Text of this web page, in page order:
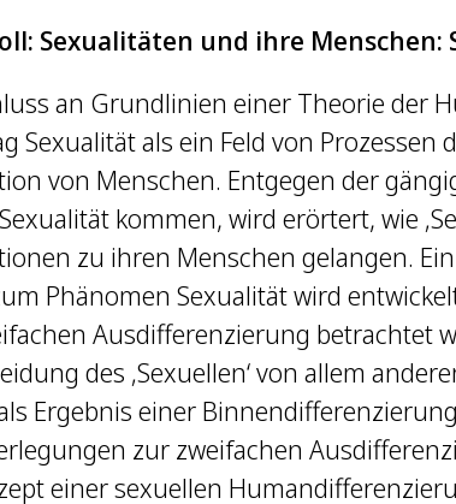
Sexualitäten und ihre
an Grundlinien einer Theorie der
Sexualität als ein Feld von Prozessen
von Menschen. Entgegen der
Sexualität kommen, wird erörtert, wie
zu ihren Menschen gelangen.
Phänomen Sexualität wird
Ausdifferenzierung betrachtet
des ‚Sexuellen‘ von allem
Ergebnis einer Binnendifferenzierung
zur zweifachen
einer sexuellen